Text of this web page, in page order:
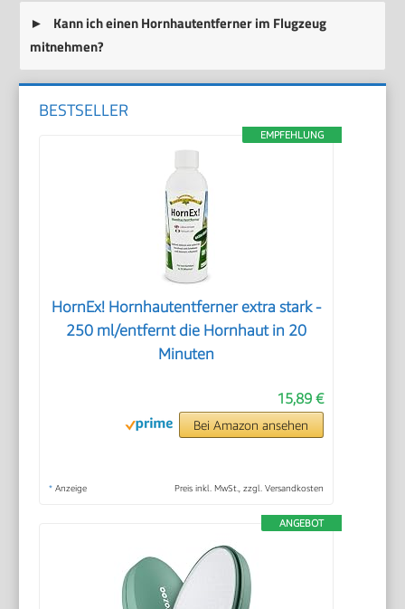
Kann ich einen Hornhautentferner im Flugzeug
mitnehmen?
BESTSELLER
EMPFEHLUNG
HornEx! Hornhautentferner extra stark -
250 ml/entfernt die Hornhaut in 20
Minuten
15,89 €
Bei Amazon ansehen
* Anzeige Preis inkl. MwSt., zzgl. Versandkosten
ANGEBOT